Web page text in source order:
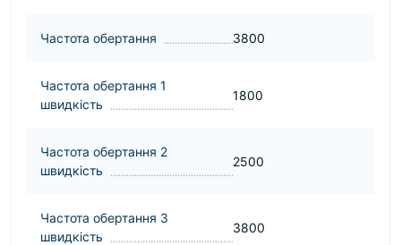
Частота обертання 3800
Частота обертання 1
швидкість
1800
Частота обертання 2
швидкість
2500
Частота обертання 3
швидкість
3800